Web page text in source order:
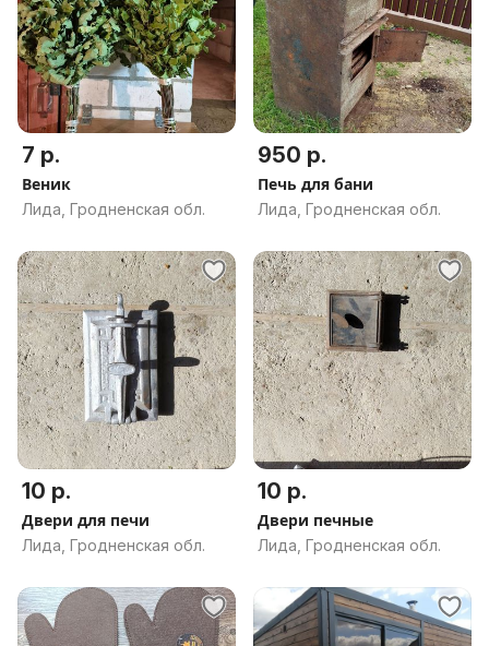
7 р.
Веник
Лида, Гродненская обл.
950 р.
Печь для бани
Лида, Гродненская обл.
10 р.
Двери для печи
Лида, Гродненская обл.
10 р.
Двери печные
Лида, Гродненская обл.